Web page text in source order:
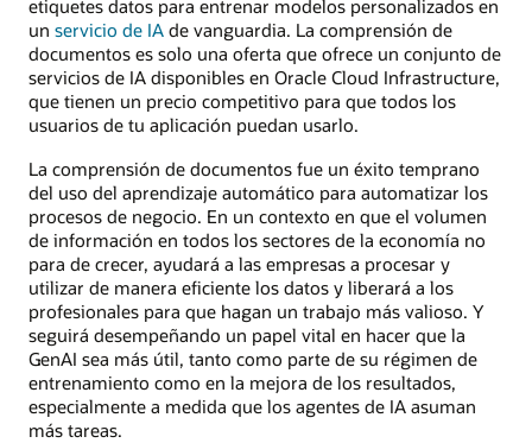
etiquetes datos para entrenar modelos personalizados en
un servicio de IA de vanguardia. La comprensión de
documentos es solo una oferta que ofrece un conjunto de
servicios de IA disponibles en Oracle Cloud Infrastructure,
que tienen un precio competitivo para que todos los
usuarios de tu aplicación puedan usarlo.
La comprensión de documentos fue un éxito temprano
del uso del aprendizaje automático para automatizar los
procesos de negocio. En un contexto en que el volumen
de información en todos los sectores de la economía no
para de crecer, ayudará a las empresas a procesar y
utilizar de manera eficiente los datos y liberará a los
profesionales para que hagan un trabajo más valioso. Y
seguirá desempeñando un papel vital en hacer que la
GenAI sea más útil, tanto como parte de su régimen de
entrenamiento como en la mejora de los resultados,
especialmente a medida que los agentes de IA asuman
más tareas.